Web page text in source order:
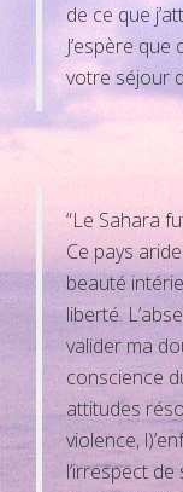
de ce que
J’espère
votre séjour
“Le Sahara
Ce pays
beauté
liberté.
valider ma
conscience
attitudes
violence,
l’irrespect